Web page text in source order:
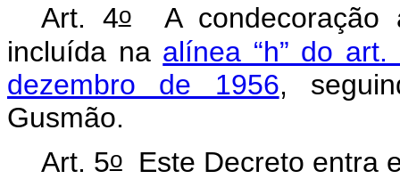
Art. 4oA condecoração
incluída na alínea “h” do art.
dezembro de 1956,
Gusmão.
Art. 5oEste Decreto entra